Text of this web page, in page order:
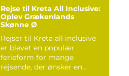
Rejse til Kreta All Inclusive:
Oplev Grækenlands
Skønne Ø
Rejser til Kreta all inclusive
er blevet en populær
ferieform for mange
rejsende, der ønsker en